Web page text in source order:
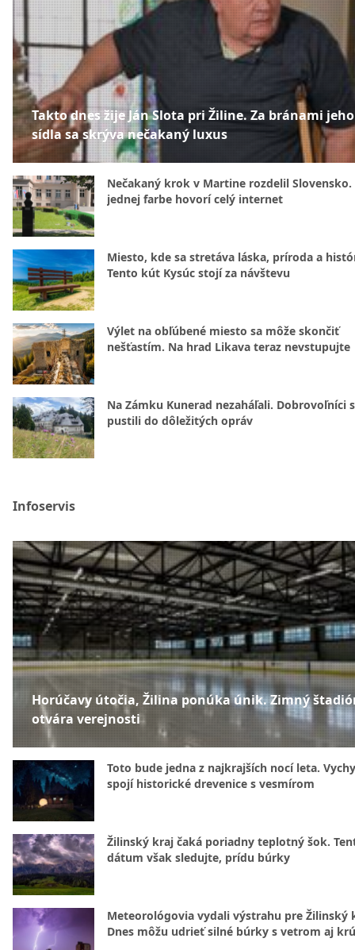
Takto dnes žije Ján Slota pri Žiline. Za bránami jeho
sídla sa skrýva nečakaný luxus
Nečakaný krok v Martine rozdelil Slovensko.
jednej farbe hovorí celý internet
Miesto, kde sa stretáva láska, príroda a
Tento kút Kysúc stojí za návštevu
Výlet na obľúbené miesto sa môže skončiť
nešťastím. Na hrad Likava teraz nevstupujte
Na Zámku Kunerad nezaháľali. Dobrovoľníci
pustili do dôležitých opráv
Infoservis
Horúčavy útočia, Žilina ponúka únik. Zimný
otvára verejnosti
Toto bude jedna z najkrajších nocí leta.
spojí historické drevenice s vesmírom
Žilinský kraj čaká poriadny teplotný šok.
dátum však sledujte, prídu búrky
Meteorológovia vydali výstrahu pre Žilinský
Dnes môžu udrieť silné búrky s vetrom aj